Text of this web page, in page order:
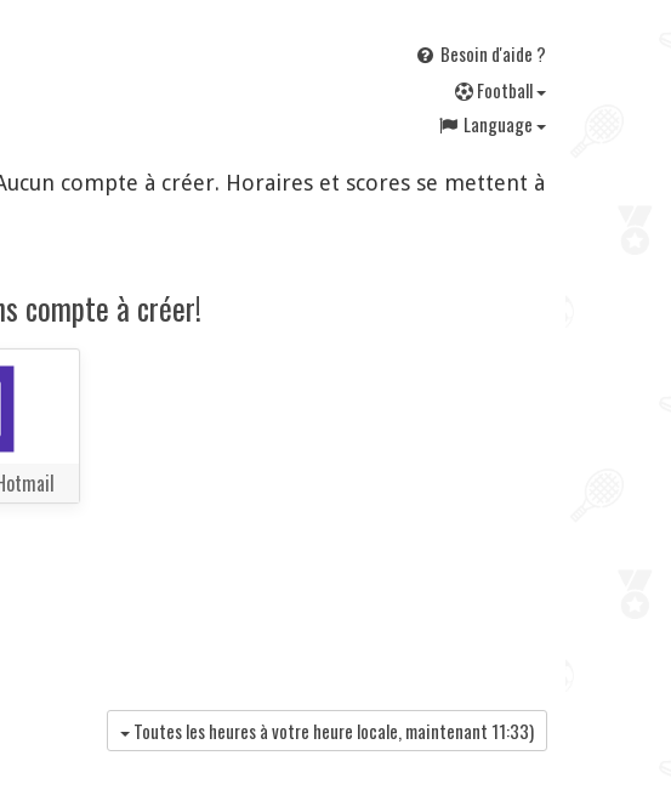
Besoin d'aide ?
Football
Language
compte à créer. Horaires et scores se mettent à
compte à créer!
Toutes les heures à votre heure locale, maintenant 11:33)